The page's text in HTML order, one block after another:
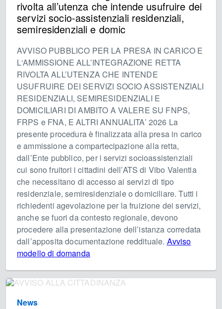
rivolta all’utenza che intende usufruire dei
servizi socio-assistenziali residenziali,
semiresidenziali e domic
AVVISO PUBBLICO PER LA PRESA IN CARICO E
L‘AMMISSIONE ALL’INTEGRAZIONE RETTA
RIVOLTA ALL’UTENZA CHE INTENDE
USUFRUIRE DEI SERVIZI SOCIO ASSISTENZIALI
RESIDENZIALI, SEMIRESIDENZIALI E
DOMICILIARI DI AMBITO A VALERE SU FNPS,
FRPS e FNA, E ALTRI ANNUALITA’ 2026 La
presente procedura è finalizzata alla presa in carico
e ammissione a compartecipazione alla retta,
dall’Ente pubblico, per i servizi socioassistenziali
cui sono fruitori i cittadini dell’ATS di Vibo Valentia
che necessitano di accesso ai servizi di tipo
residenziale, semiresidenziale o domiciliare. Tutti i
richiedenti agevolazione per la fruizione dei servizi,
anche se fuori da contesto regionale, devono
procedere alla presentazione dell’istanza corredata
dall’apposita documentazione reddituale. Avviso
modello di domanda
News